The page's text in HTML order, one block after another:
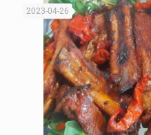
2023-04-26